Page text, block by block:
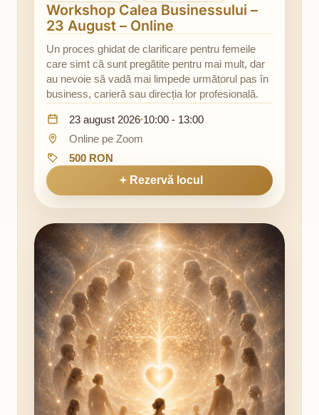
Workshop Calea Businessului –
23 August – Online
Un proces ghidat de clarificare pentru femeile
care simt că sunt pregătite pentru mai mult, dar
au nevoie să vadă mai limpede următorul pas în
business, carieră sau direcția lor profesională.
Data:
23 august 2026•Ora:
10:00 - 13:00
Locație:Online pe Zoom
Preț:500 RON
Rezervă locul